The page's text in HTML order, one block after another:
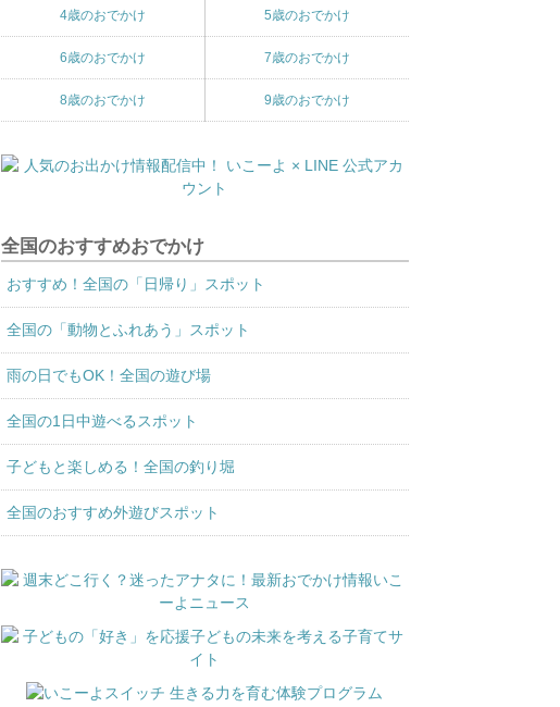
4歳のおでかけ 5歳のおでかけ
6歳のおでかけ 7歳のおでかけ
8歳のおでかけ 9歳のおでかけ
全国のおすすめおでかけ
おすすめ！全国の「日帰り」スポット
全国の「動物とふれあう」スポット
雨の日でもOK！全国の遊び場
全国の1日中遊べるスポット
子どもと楽しめる！全国の釣り堀
全国のおすすめ外遊びスポット